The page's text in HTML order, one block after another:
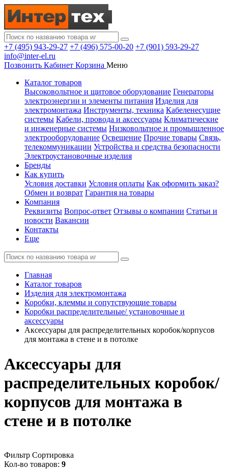
+7 (495) 943-29-27 +7 (496) 575-00-20 +7 (901) 593-29-27
info@inter-el.ru
Позвонить Кабинет Корзина Меню
Каталог товаров
Высоковольтное и щитовое оборудование Генераторы
электроэнергии и элементы питания Изделия для
электромонтажа Инструменты, техника Кабеленесущие
системы Кабели, провода и аксессуары Климатические
и инженерные системы Низковольтное и промышленное
электрооборудование Освещение Прочие товары Связь,
телекоммуникации Устройства и средства безопасности
Электроустановочные изделия
Бренды
Как купить
Условия доставки Условия оплаты Как оформить заказ?
Обмен и возврат Гарантия на товары
Компания
Реквизиты Вопрос-ответ Отзывы о компании Статьи и
новости Вакансии
Контакты
Еще
Главная
Каталог товаров
Изделия для электромонтажа
Коробки, клеммы и сопутствующие товары
Коробки распределительные/ установочные и
аксессуары
Аксессуары для распределительных коробок/корпусов
для монтажа в стене и в потолке
Аксессуары для
распределительных коробок/
корпусов для монтажа в
стене и в потолке
Фильтр Сортировка
Кол-во товаров: 9